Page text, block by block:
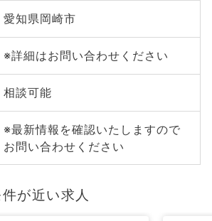
愛知県岡崎市
※詳細はお問い合わせください
相談可能
※最新情報を確認いたしますので
お問い合わせください
が近い求人